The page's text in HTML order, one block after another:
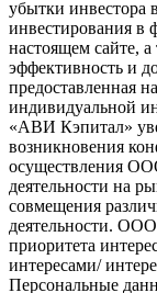
убытки инвестора
инвестирования в
настоящем сайте,
эффективность и
предоставленная
индивидуальной
«АВИ Кэпитал»
возникновения
осуществления
деятельности на
совмещения
деятельности.
приоритета
интересами/
Персональные